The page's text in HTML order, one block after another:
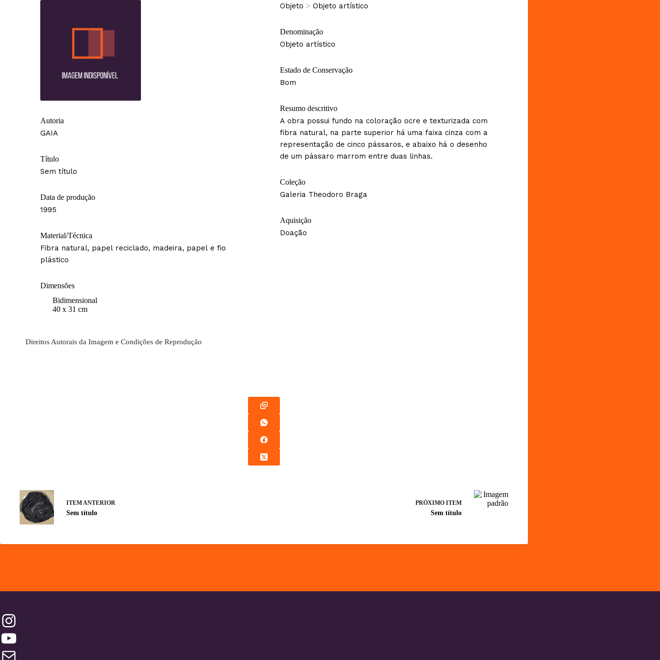
Autoria
GAIA
Título
Sem título
Data de produção
1995
Material/Técnica
Fibra natural, papel reciclado, madeira, papel e fio
plástico
Dimensões
Bidimensional
40 x 31 cm
Objeto > Objeto artístico
Denominação
Objeto artístico
Estado de Conservação
Bom
Resumo descritivo
A obra possui fundo na coloração ocre e texturizada com
fibra natural, na parte superior há uma faixa cinza com a
representação de cinco pássaros, e abaixo há o desenho
de um pássaro marrom entre duas linhas.
Coleção
Galeria Theodoro Braga
Aquisição
Doação
Direitos Autorais da Imagem e Condições de Reprodução
ITEM ANTERIOR
Sem título
PRÓXIMO ITEM
Sem título
Instagram
YouTube
Contatos